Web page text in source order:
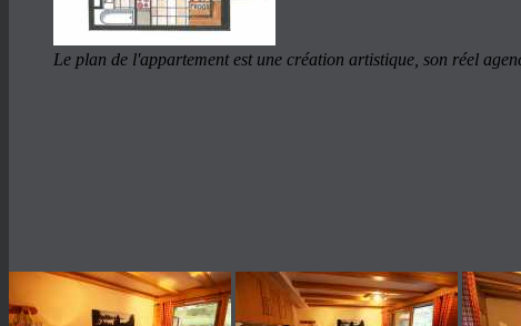
Le plan de l'appartement est une création artistique, son réel